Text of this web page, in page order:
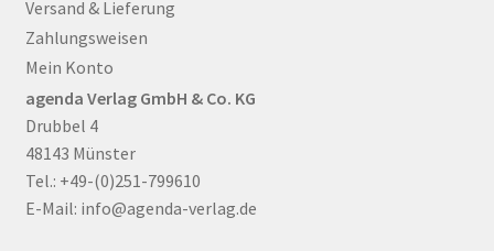
Versand & Lieferung
Zahlungsweisen
Mein Konto
agenda Verlag GmbH & Co. KG
Drubbel 4
48143 Münster
Tel.: +49-(0)251-799610
E-Mail: info@agenda-verlag.de